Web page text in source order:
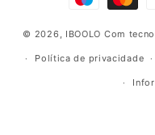
pagamento
© 2026, IBOOLO Com
Política de privacidade